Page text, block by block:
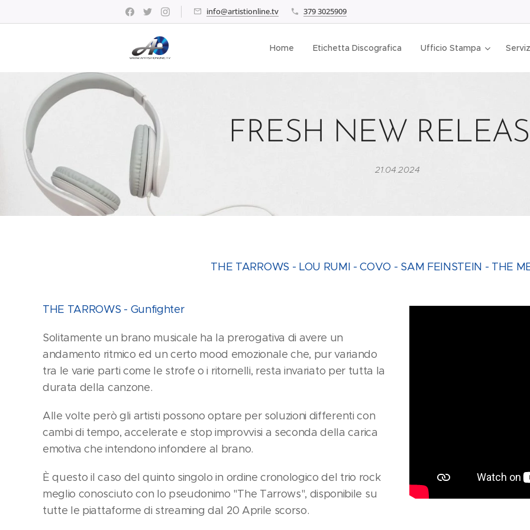
info@artistionline.tv 379 3025909
Home Etichetta Discografica Ufficio Stampa
FRESH NEW
21.04.2024
THE TARROWS - LOU RUMI - COVO - SAM FEINSTEIN - THE
THE TARROWS - Gunfighter
Solitamente un brano musicale ha la prerogativa di avere un
andamento ritmico ed un certo mood emozionale che, pur variando
tra le varie parti come le strofe o i ritornelli, resta invariato per tutta la
durata della canzone.
Alle volte però gli artisti possono optare per soluzioni differenti con
cambi di tempo, accelerate e stop improvvisi a seconda della carica
emotiva che intendono infondere al brano.
È questo il caso del quinto singolo in ordine cronologico del trio rock
meglio conosciuto con lo pseudonimo "The Tarrows", disponibile su
tutte le piattaforme di streaming dal 20 Aprile scorso.